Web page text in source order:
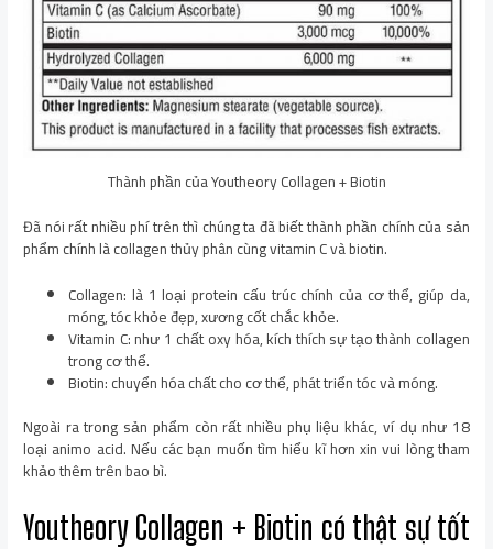
Thành phần của Youtheory Collagen + Biotin
Đã nói rất nhiều phí trên thì chúng ta đã biết thành phần chính của sản
phẩm chính là collagen thủy phân cùng vitamin C và biotin.
Collagen: là 1 loại protein cấu trúc chính của cơ thể, giúp da,
móng, tóc khỏe đẹp, xương cốt chắc khỏe.
Vitamin C: như 1 chất oxy hóa, kích thích sự tạo thành collagen
trong cơ thể.
Biotin: chuyển hóa chất cho cơ thể, phát triển tóc và móng.
Ngoài ra trong sản phẩm còn rất nhiều phụ liệu khác, ví dụ như 18
loại animo acid. Nếu các bạn muốn tìm hiểu kĩ hơn xin vui lòng tham
khảo thêm trên bao bì.
Youtheory Collagen + Biotin có thật sự tốt